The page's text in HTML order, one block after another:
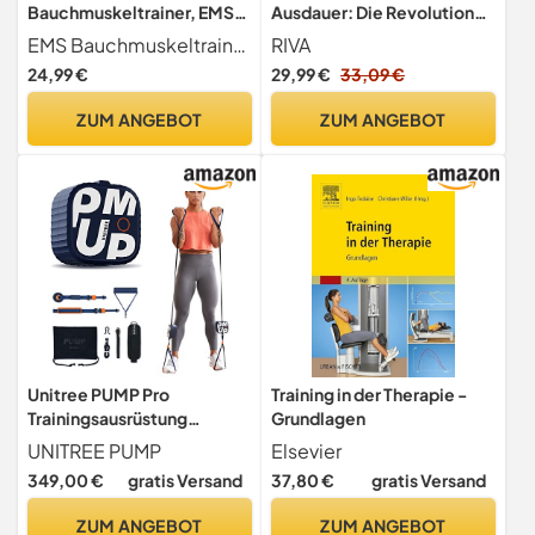
Bauchmuskeltrainer, EMS
Trainingsgerät für Muskeln,
8 Modi & 19 Intensitäten,16
Wassergel, USB
skeltrainer Elektrisch für
Unisex
EMS Bauchmuskeltrainer Dieser EMS Bauchmuskelstimulator wurde speziell für effektives Muskelaufbautraining und eine straffere Silhouette entwickelt. Er unterstützt Sie dabei, Ihre Rumpfmuskulatur zu kräftigen und zu festigen. Bei regelmäßiger Anwendung (ca. 1-2 Monat) können Sie eine deutlich verbesserte Körperkontur feststellen. Mit 8 Trainingsmodi und 19 Intensitätsstufen passen Sie das Training individuell an Ihre Bedürfnisse an, um Fett zu verbrennen und gleichzeitig Muskeln aufzubauen. Jeder Stimulator kann separat eingestellt werden, für ein maßgeschneidertes Trainingserlebnis.
24,99 €
ZUM ANGEBOT
Ausdauer: Die Revolution
des Ausdauertrainings
RIVA
29,99 € 33,09 €
ZUM ANGEBOT
Unitree PUMP Pro
Trainingsausrüstung
Kabelmaschine Heim-
Fitnessstudio
Heimtrainingseinrichtung
UNITREE PUMP
349,00 € gratis Versand
ZUM ANGEBOT
Training in der Therapie -
Grundlagen
Elsevier
37,80 € gratis Versand
ZUM ANGEBOT